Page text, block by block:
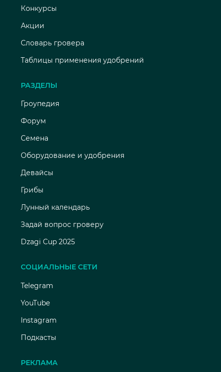
Конкурсы
Акции
Словарь гровера
Таблицы применения удобрений
РАЗДЕЛЫ
Гроупедия
Форум
Семена
Оборудование и удобрения
Девайсы
Грибы
Лунный календарь
Задай вопрос гроверу
Dzagi Cup 2025
СОЦИАЛЬНЫЕ СЕТИ
Telegram
YouTube
Instagram
Подкасты
РЕКЛАМА